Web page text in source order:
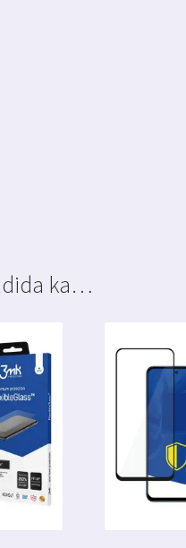
ka…